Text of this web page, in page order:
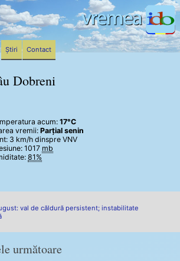
Dobreni
acum:17°C
vremii: Parțial senin
3 km/h dinspre VNV
1017 mb
81%
val de căldură persistent; instabilitate
următoare
Știri Contact